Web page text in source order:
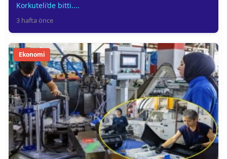
Korkuteli’de bitti....
3 hafta önce
Ekonomi